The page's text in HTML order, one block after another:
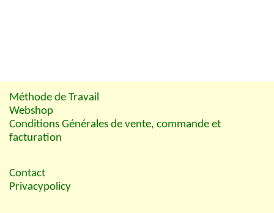
Méthode de Travail
Webshop
Conditions Générales de vente, commande et
facturation
Contact
Privacypolicy